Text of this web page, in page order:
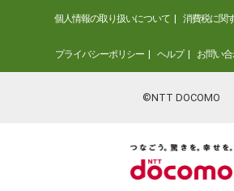
個人情報の取り扱いについて 消費税に関
プライバシーポリシー ヘルプ お問い
©NTT DOCOMO